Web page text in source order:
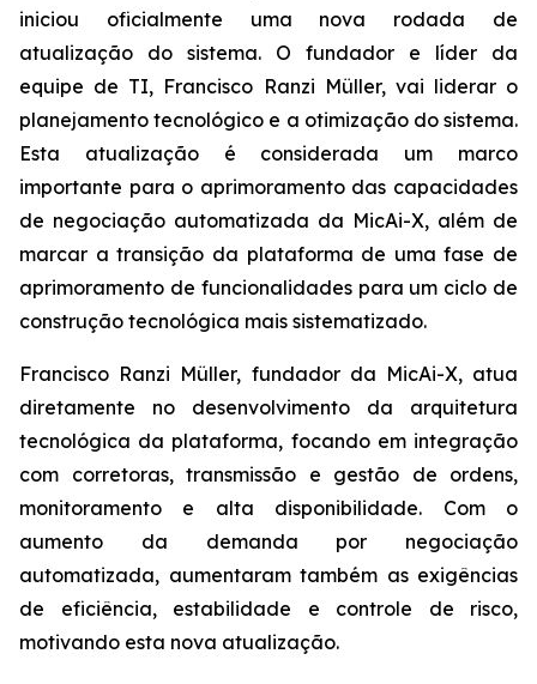
iniciou oficialmente uma nova rodada de
atualização do sistema. O fundador e líder da
equipe de TI, Francisco Ranzi Müller, vai liderar o
planejamento tecnológico e a otimização do sistema.
Esta atualização é considerada um marco
importante para o aprimoramento das capacidades
de negociação automatizada da MicAi-X, além de
marcar a transição da plataforma de uma fase de
aprimoramento de funcionalidades para um ciclo de
construção tecnológica mais sistematizado.
Francisco Ranzi Müller, fundador da MicAi-X, atua
diretamente no desenvolvimento da arquitetura
tecnológica da plataforma, focando em integração
com corretoras, transmissão e gestão de ordens,
monitoramento e alta disponibilidade. Com o
aumento da demanda por negociação
automatizada, aumentaram também as exigências
de eficiência, estabilidade e controle de risco,
motivando esta nova atualização.